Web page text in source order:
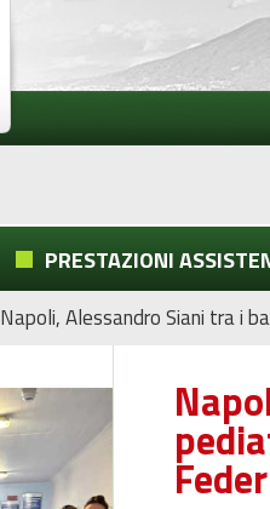
PRESTAZIONI
Napoli, Alessandro Siani tra i